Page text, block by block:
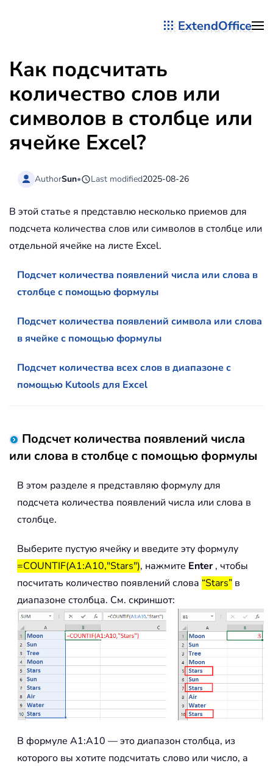
ExtendOffice
Как подсчитать
количество слов или
символов в столбце или
ячейке Excel?
AuthorSun• Last modified2025-08-26
В этой статье я представлю несколько приемов для
подсчета количества слов или символов в столбце или
отдельной ячейке на листе Excel.
Подсчет количества появлений числа или слова в
столбце с помощью формулы
Подсчет количества появлений символа или слова
в ячейке с помощью формулы
Подсчет количества всех слов в диапазоне с
помощью Kutools для Excel
Подсчет количества появлений числа
или слова в столбце с помощью формулы
В этом разделе я представляю формулу для
подсчета количества появлений числа или слова в
столбце.
Выберите пустую ячейку и введите эту формулу
=COUNTIF(A1:A10,"Stars"), нажмите Enter, чтобы
посчитать количество появлений слова “Stars” в
диапазоне столбца. См. скриншот:
В формуле A1:A10 — это диапазон столбца, из
которого вы хотите подсчитать слово или число, а